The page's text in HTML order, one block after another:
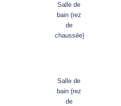
Salle de
bain (rez
de
chaussée)
Salle de
bain (rez
de